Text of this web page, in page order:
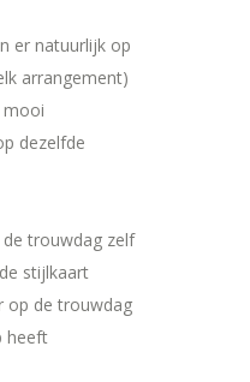
er natuurlijk op
arrangement)
mooi
dezelfde
trouwdag zelf
stijlkaart
op de trouwdag
heeft